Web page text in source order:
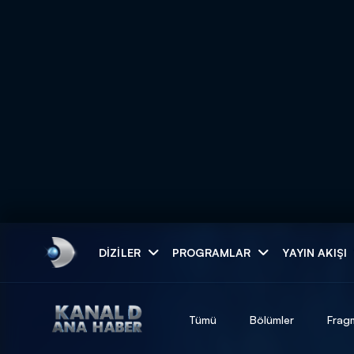
DIZILER PROGRAMLAR YAYIN AKIŞI
Tümü Bölümler